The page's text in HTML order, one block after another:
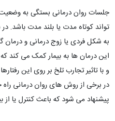
جلسات روان درمانی بستگی به
تواند کوتاه مدت یا بلند مدت باشد.
به شکل فردی یا زوج درمانی و درمان
این درمان ها به بیمار کمک می کند
و با تاثیر تجارب تلخ بر روی این
در برخی از روش های روان درمانی
پیشنهاد می شود که باعث کنترل یا